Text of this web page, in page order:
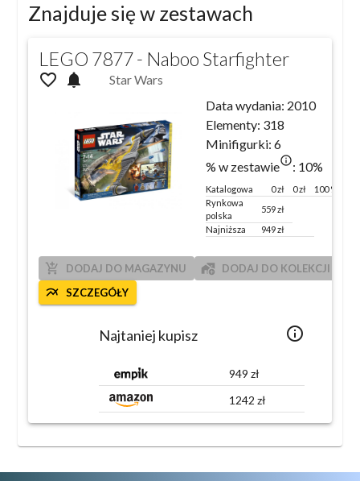
Znajduje się w zestawach
LEGO 7877 - Naboo Starfighter
favorite_outline notifications
Star Wars
Data wydania: 2010
Elementy: 318
Minifigurki: 6
% w zestawieinfo_outlined
: 10%
Katalogowa 0zł 0 zł
100 %
Rynkowa
polska
559zł
Najniższa
949zł
add_shopping_cart DODAJ DO MAGAZYNU add_home_work DODAJ DO KOLEKCJI
multiline_chart SZCZEGÓŁY
info_outlined
Najtaniej kupisz
949 zł
1242 zł